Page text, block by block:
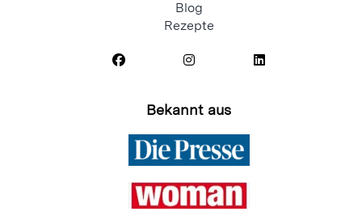
Blog
Rezepte
Bekannt aus